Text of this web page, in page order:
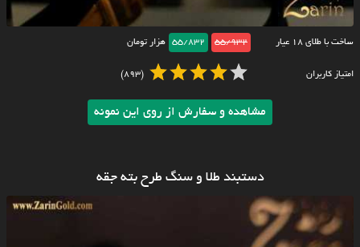
ساخت با طلای ۱۸ عیار 55/932
55/832 هزار تومان
امتیاز کاربران (893)
مشاهده و سفارش از روی این نمونه
دستبند طلا و سنگ طرح بته جقه